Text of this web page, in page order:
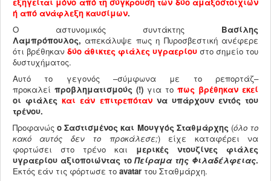
ή από ανάφλεξη καυσίμων.
Ο αστυνομικός συντάκτης Βασίλης
Λαμπρόπουλος, απεκάλυψε πως η Πυροσβεστική ανέφερε
ότι βρέθηκαν δύο άθικτες φιάλες υγραερίου στο σημείο του
δυστυχήματος.
Αυτό το γεγονός –σύμφωνα με το ρεπορτάζ–
προκαλεί προβληματισμούς (!) για το πως βρέθηκαν εκεί
οι φιάλεςκαι εάν επιτρεπόταννα υπάρχουν εντός του
τρένου.
Προφανώςο Σαστισμένος και Μουγγός Σταθμάρχης (όλο το
κακό αυτός δεν το προκάλεσε;) είχε καταφέρει να
φορτώσει στο τρένο και
μερικές ντουζίνες φιάλες
υγραερίου αξιοποιώντας τοΠείραμα της Φιλαδέλφειας.
Εκτός εάν τις φόρτωσε το avatar του Σταθμάρχη.